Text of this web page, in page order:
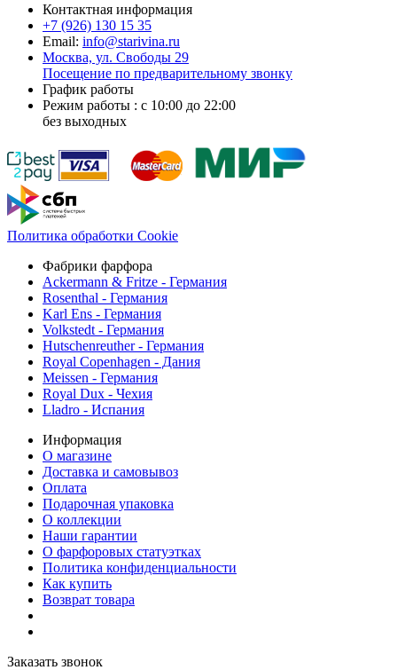
Контактная информация
+7 (926) 130 15 35
Email: info@starivina.ru
Москва, ул. Свободы 29
Посещение по предварительному звонку
График работы
Режим работы : с 10:00 до 22:00
без выходных
Политика обработки Cookie
Фабрики фарфора
Ackermann & Fritze - Германия
Rosenthal - Германия
Karl Ens - Германия
Volkstedt - Германия
Hutschenreuther - Германия
Royal Copenhagen - Дания
Meissen - Германия
Royal Dux - Чехия
Lladro - Испания
Информация
О магазине
Доставка и самовывоз
Оплата
Подарочная упаковка
О коллекции
Наши гарантии
О фарфоровых статуэтках
Политика конфиденциальности
Как купить
Возврат товара
Заказать звонок